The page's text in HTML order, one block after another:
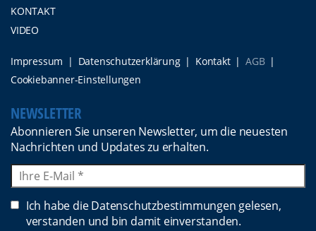
KONTAKT
VIDEO
Impressum Datenschutzerklärung Kontakt
AGB
Cookiebanner-Einstellungen
NEWSLETTER
Abonnieren Sie unseren Newsletter, um die neuesten
Nachrichten und Updates zu erhalten.
Ich habe die Datenschutzbestimmungen gelesen,
verstanden und bin damit einverstanden.